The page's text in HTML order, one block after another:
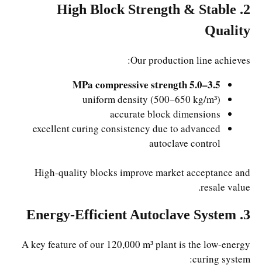
2. High Block Strength & Stable
Quality
Our production line achieves:
3.5–5.0 MPa compressive strength
uniform density (500–650 kg/m³)
accurate block dimensions
excellent curing consistency due to advanced
autoclave control
High-quality blocks improve market acceptance and
resale value.
3. Energy-Efficient Autoclave System
A key feature of our 120,000 m³ plant is the low-energy
curing system: